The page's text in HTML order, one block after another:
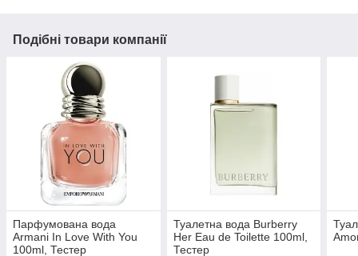
Подібні товари компанії
Парфумована вода
Armani In Love With You
100ml, Тестер
Туалетна вода Burberry
Her Eau de Toilette 100ml,
Тестер